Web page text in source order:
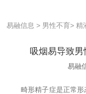
易融信息 > 男性不育> 精
吸烟易导致男
易融
畸形精子症是正常